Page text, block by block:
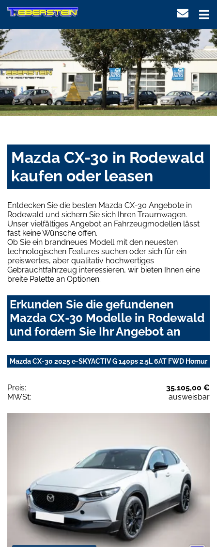
Mazda CX-30 in Rodewald
kaufen oder leasen
Entdecken Sie die besten Mazda CX-30 Angebote in
Rodewald und sichern Sie sich Ihren Traumwagen.
Unser vielfältiges Angebot an Fahrzeugmodellen lässt
fast keine Wünsche offen.
Ob Sie ein brandneues Modell mit den neuesten
technologischen Features suchen oder sich für ein
preiswertes, aber qualitativ hochwertiges
Gebrauchtfahrzeug interessieren, wir bieten Ihnen eine
breite Palette an Optionen.
Erkunden Sie die gefundenen
Mazda CX-30 Modelle in Rodewald
und fordern Sie Ihr Angebot an
Mazda CX-30 2025 e-SKYACTIV G 140ps 2.5L 6AT FWD Homur
Preis:
35.105,00 €
MWSt:
ausweisbar